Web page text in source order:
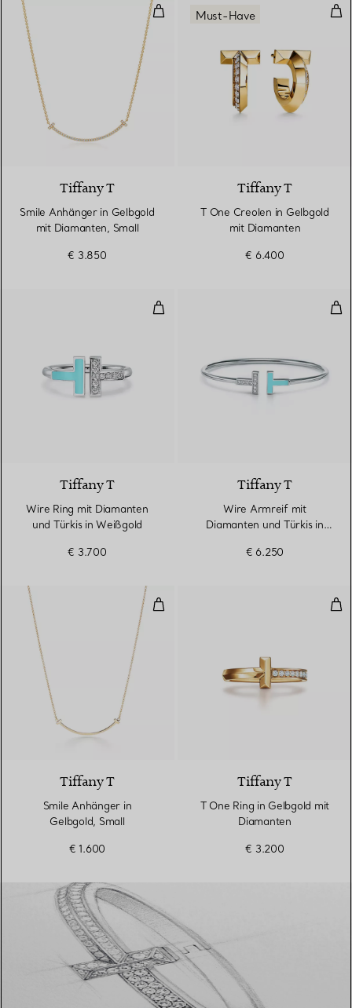
Smile Anhänger in Gelbgold mit
Tiffany T
Smile Anhänger in Gelbgold
mit Diamanten, Small
€ 3.850
T
Must-Have
Tiffany T
T One Creolen in Gelbgold
mit Diamanten
€ 6.400
Wire Ring mit Diamanten und
Tiffany T
Wire Ring mit Diamanten
und Türkis in Weißgold
€ 3.700
Tiffany T
Wire Armreif mit
Diamanten und Türkis in
€ 6.250
Smile Anhänger in Gelbgold,
Tiffany T
Smile Anhänger in
Gelbgold, Small
€ 1.600
T
Tiffany T
T One Ring in Gelbgold mit
Diamanten
€ 3.200